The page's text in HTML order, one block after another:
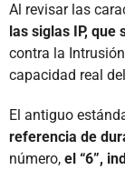
Al revisar las
las siglas IP,
contra la
capacidad real
El antiguo
referencia de
número, el “6”,